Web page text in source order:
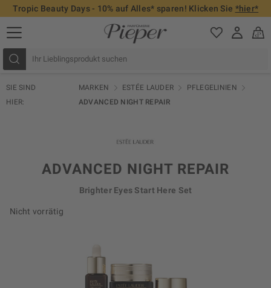
Tropic Beauty Days - 10% auf Alles* sparen! Klicken Sie *hier*
SIE SIND
HIER:
MARKEN ESTÉE LAUDER
PFLEGELINIEN
ADVANCED NIGHT REPAIR
Nicht vorrätig
ADVANCED NIGHT REPAIR
Brighter Eyes Start Here Set